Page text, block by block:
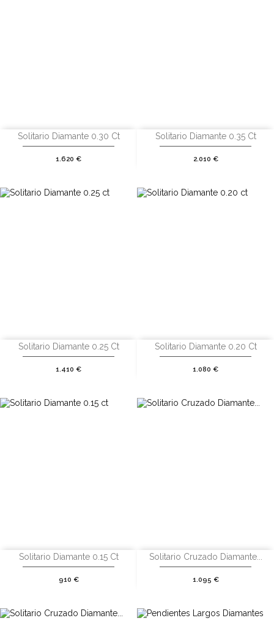
Solitario Diamante 0.30 Ct
Precio
1.620 €
Solitario Diamante 0.35 Ct
Precio
2.010 €
Solitario Diamante 0.25 Ct
Precio
1.410 €
Solitario Diamante 0.20 Ct
Precio
1.080 €
Solitario Diamante 0.15 Ct
Precio
910 €
Solitario Cruzado Diamante...
Precio
1.095 €